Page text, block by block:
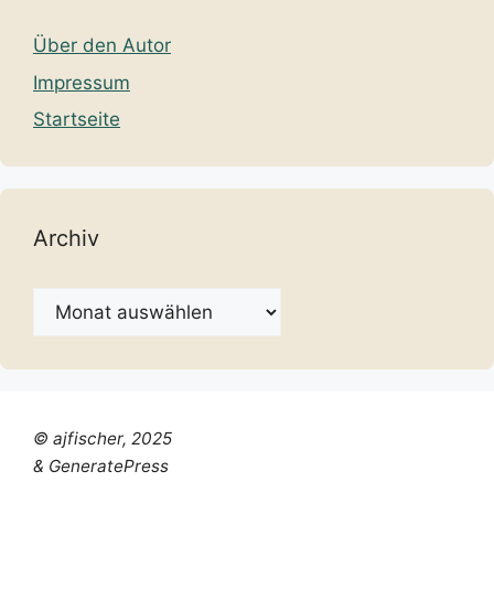
Über den Autor
Impressum
Startseite
Archiv
Archiv
© ajfischer, 2025
& GeneratePress